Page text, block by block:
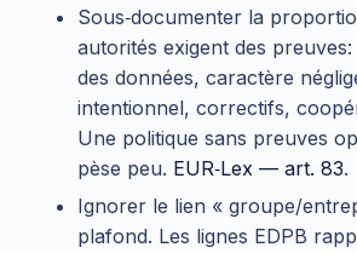
Sous‑documenter la
autorités exigent des
des données, caractère
intentionnel, correctifs,
Une politique sans preuves
pèse peu. EUR‑Lex — art. 83.
Ignorer le lien « groupe/
plafond. Les lignes EDPB